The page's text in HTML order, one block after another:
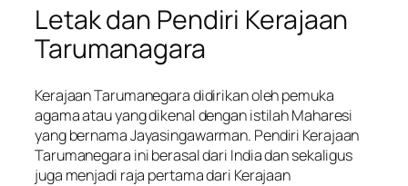
Letak dan Pendiri Kerajaan
Tarumanagara
Kerajaan Tarumanegara didirikan oleh pemuka
agama atau yang dikenal dengan istilah Maharesi
yang bernama Jayasingawarman. Pendiri Kerajaan
Tarumanegara ini berasal dari India dan sekaligus
juga menjadi raja pertama dari Kerajaan